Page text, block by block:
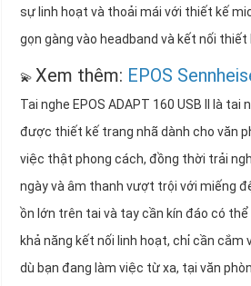
sự linh hoạt và thoải mái với thiết kế
gọn gàng vào headband và kết nối thiết
💫 Xem thêm: EPOS
Tai nghe EPOS ADAPT 160 USB II là
được thiết kế trang nhã dành cho văn
việc thật phong cách, đồng thời trải
ngày và âm thanh vượt trội với miếng
ồn lớn trên tai và tay cần kín đáo có thể
khả năng kết nối linh hoạt, chỉ cần cắm
dù bạn đang làm việc từ xa, tại văn